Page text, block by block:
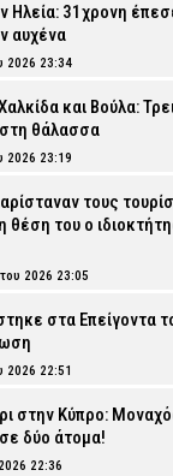
Ηλεία: 31χρονη
αυχένα
2026 23:34
και Βούλα:
θάλασσα
2026 23:19
τους
του ο
2026 23:05
στα Επείγοντα
2026 22:51
στην Κύπρο:
δύο άτομα!
22:36